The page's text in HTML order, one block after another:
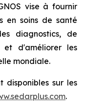
vise à fournir
en soins de santé
diagnostics, de
d'améliorer les
mondiale.
disponibles sur les
.